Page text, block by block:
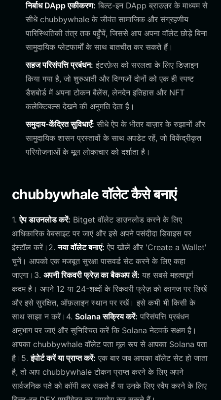
निर्बाध DApp एकीकरण: बिल्ट-इन DApp ब्राउज़र के माध्यम से
सीधे chubbywhale के जीवंत सामाजिक और संग्रहणीय
पारिस्थितिकी तंत्र तक पहुँचें, जिससे आप अपना वॉलेट छोड़े बिना
सामुदायिक प्लेटफार्मों के साथ बातचीत कर सकते हैं।
सहज परिसंपत्ति प्रबंधन: इंटरफ़ेस को सरलता के लिए डिज़ाइन
किया गया है, जो शुरुआती और दिग्गजों दोनों को एक ही स्पष्ट
डैशबोर्ड में अपना टोकन बैलेंस, लेनदेन इतिहास और NFT
कलेक्टिबल्स देखने की अनुमति देता है।
समुदाय-केंद्रित सुविधाएँ: सीधे ऐप के भीतर बाज़ार के रुझानों और
सामुदायिक शासन प्रस्तावों के साथ अपडेट रहें, जो विकेंद्रीकृत
परियोजनाओं के मूल लोकाचार को दर्शाता है।
chubbywhale वॉलेट कैसे बनाएं
1.ऐप डाउनलोड करें: Bitget वॉलेट डाउनलोड करने के लिए
आधिकारिक वेबसाइट पर जाएं और इसे अपने पसंदीदा डिवाइस पर
इंस्टॉल करें।2.नया वॉलेट बनाएं: ऐप खोलें और 'Create a Wallet'
चुनें। आपको एक मजबूत सुरक्षा पासवर्ड सेट करने के लिए कहा
जाएगा।3. अपनी रिकवरी फ्रेज़ का बैकअप लें: यह सबसे महत्वपूर्ण
कदम है। अपने 12 या 24-शब्दों के रिकवरी फ्रेज़ को कागज पर लिखें
और इसे सुरक्षित, ऑफ़लाइन स्थान पर रखें। इसे कभी भी किसी के
साथ साझा न करें।4. Solana सक्रिय करें: परिसंपत्ति प्रबंधन
अनुभाग पर जाएं और सुनिश्चित करें कि Solana नेटवर्क सक्षम है।
आपका chubbywhale वॉलेट पता मूल रूप से आपका Solana पता
है।5.इंपोर्ट करें या प्राप्त करें: एक बार जब आपका वॉलेट सेट हो जाता
है, तो आप chubbywhale टोकन प्राप्त करने के लिए अपने
सार्वजनिक पते को कॉपी कर सकते हैं या उनके लिए स्वैप करने के लिए